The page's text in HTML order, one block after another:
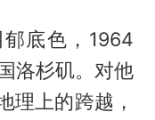
底色，1964
洛杉矶。对他
理上的跨越，